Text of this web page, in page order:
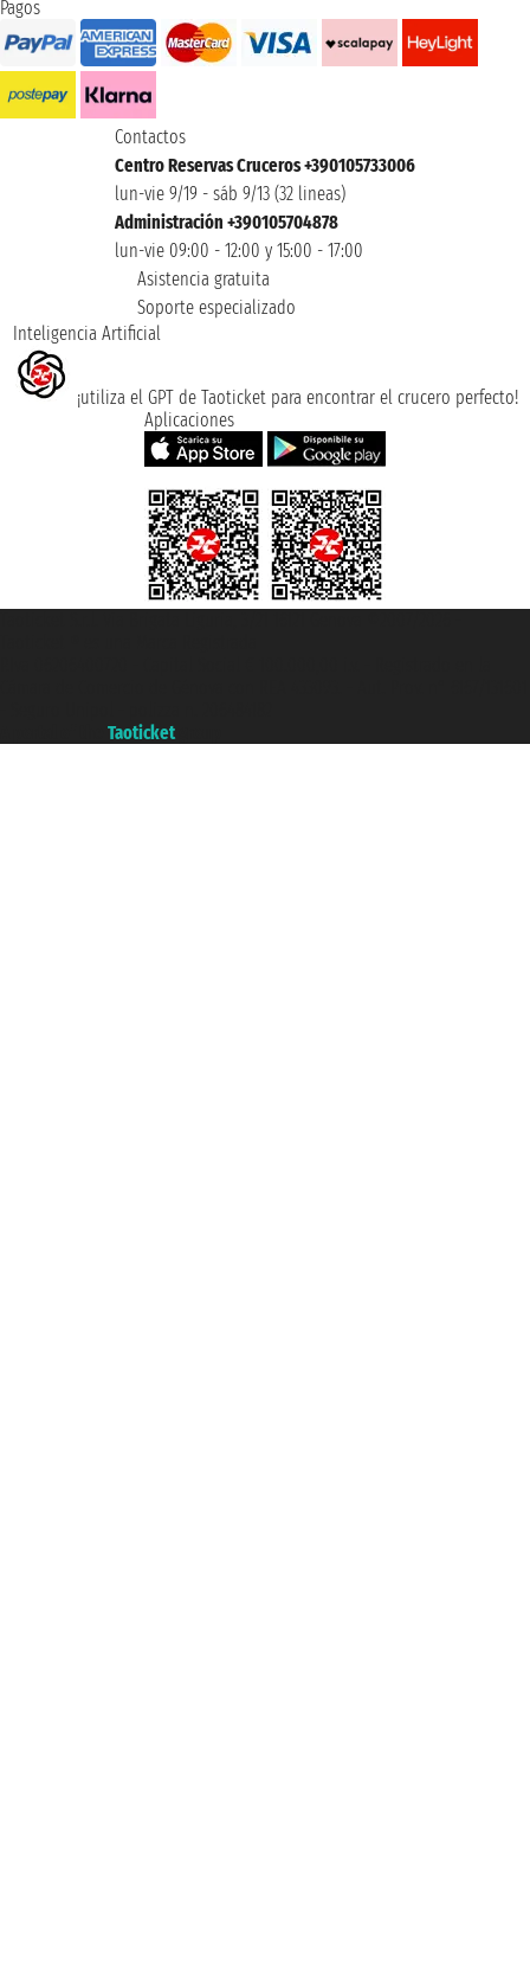
Pagos
Contactos
Centro Reservas Cruceros +390105733006
lun-vie 9/19 - sáb 9/13 (32 lineas)
Administración +390105704878
lun-vie 09:00 - 12:00 y 15:00 - 17:00
Asistencia gratuita
Soporte especializado
Inteligencia Artificial
¡utiliza el GPT de Taoticket para encontrar el crucero perfecto!
Aplicaciones
Taoticket